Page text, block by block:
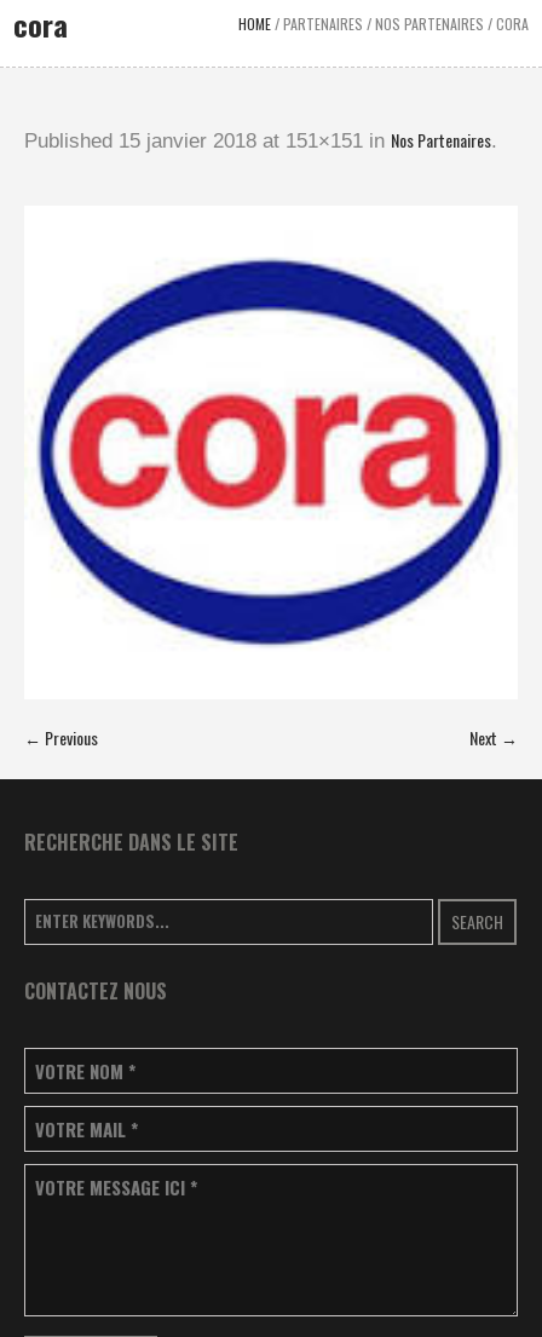
cora HOME/PARTENAIRES /NOS PARTENAIRES /CORA
Published 15 janvier 2018 at 151×151 in Nos Partenaires.
← Previous Next →
RECHERCHE DANS LE SITE
SEARCH
CONTACTEZ NOUS
VOTRE NOM *
VOTRE MAIL *
VOTRE MESSAGE ICI *